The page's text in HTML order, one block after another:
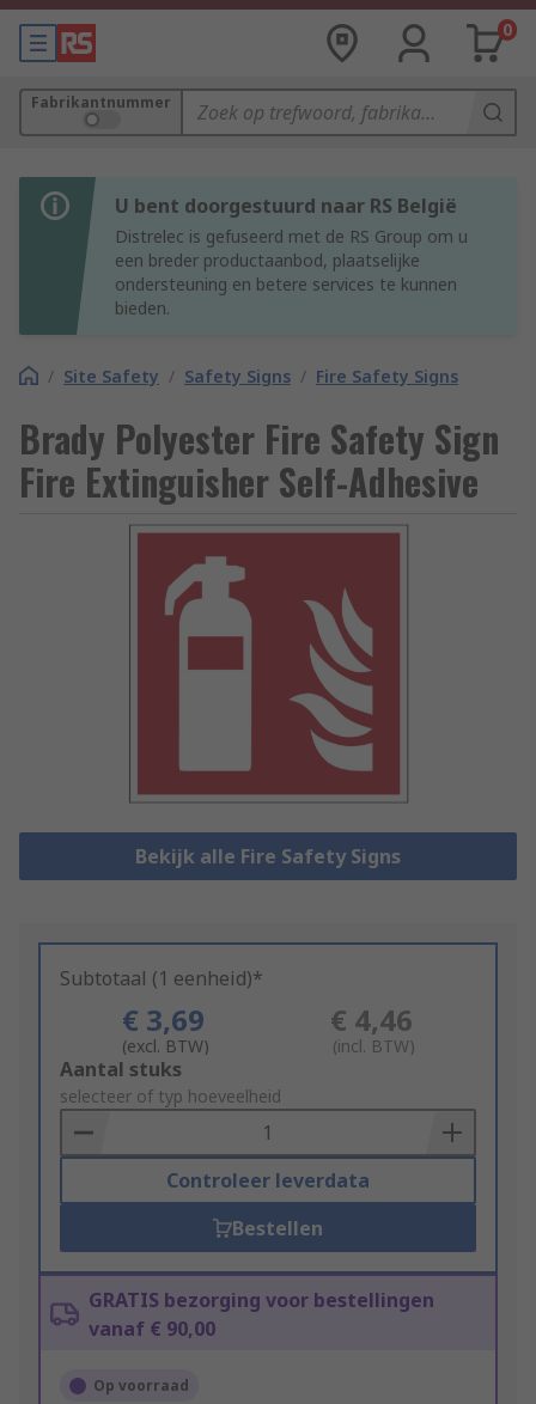
0
Fabrikantnummer
U bent doorgestuurd naar RS België
Distrelec is gefuseerd met de RS Group om u
een breder productaanbod, plaatselijke
ondersteuning en betere services te kunnen
bieden.
/ Site Safety / Safety Signs / Fire Safety Signs
Brady Polyester Fire Safety Sign
Fire Extinguisher Self-Adhesive
Bekijk alle Fire Safety Signs
Subtotaal (1 eenheid)*
€ 3,69
(excl. BTW)
€ 4,46
(incl. BTW)
Add
to
Basket
Aantal stuks
selecteer of typ hoeveelheid
Controleer leverdata
Bestellen
GRATIS bezorging voor bestellingen
vanaf € 90,00
Op voorraad